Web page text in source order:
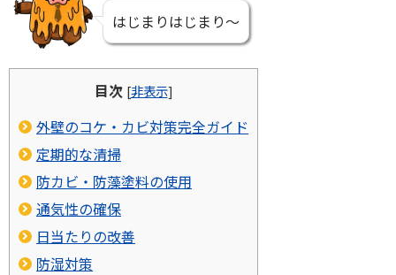
はじまりはじまり～
目次 [非表示]
外壁のコケ・カビ対策完全ガイド
定期的な清掃
防カビ・防藻塗料の使用
通気性の確保
日当たりの改善
防湿対策